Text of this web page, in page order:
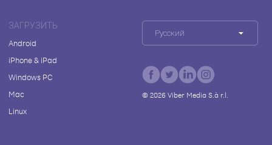
ЗАГРУЗИТЬ
Android
iPhone & iPad
Windows PC
Mac
Linux
Русский
© 2026Viber Media S.à r.l.